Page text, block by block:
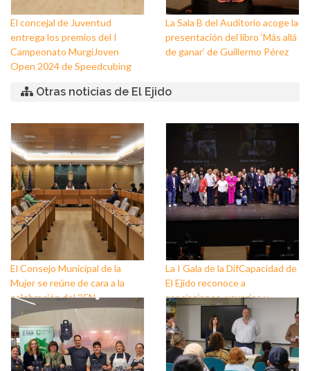
El concejal de Juventud
entrega los premios del I
Campeonato MurgiJoven
Open 2024 de Speedcubing
La Sala B del Auditorio acoge la
presentación del libro ‘Más allá
de ganar’ de Guillermo Pérez
Otras noticias de El Ejido
El Consejo Municipal de la
Mujer se reúne de cara a la
celebración del 25N
La I Gala de la DifCapacidad de
El Ejido reconoce a
asociaciones, usuarios y
personas que trabajan a favor
de este colectivo